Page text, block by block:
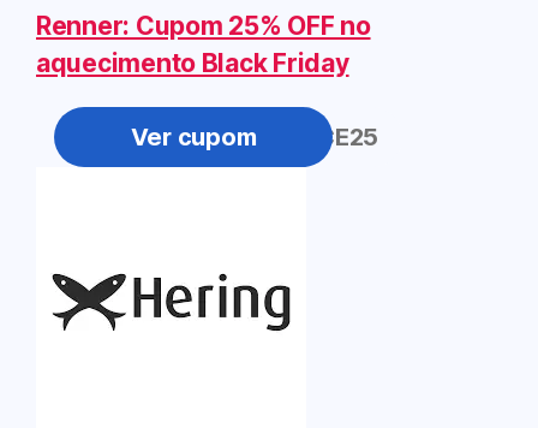
Renner: Cupom 25% OFF no
aquecimento Black Friday
AQUECE25